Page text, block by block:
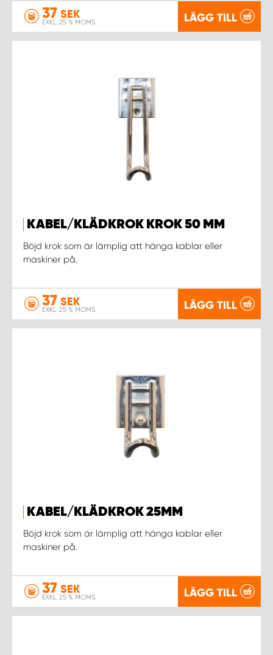
37 SEK
EXKL. 25 % MOMS LÄGG TILL
KABEL/KLÄDKROK KROK 50 MM
Böjd krok som är lämplig att hänga kablar eller
maskiner på.
37 SEK
EXKL. 25 % MOMS LÄGG TILL
KABEL/KLÄDKROK 25MM
Böjd krok som är lämplig att hänga kablar eller
maskiner på.
37 SEK
EXKL. 25 % MOMS LÄGG TILL